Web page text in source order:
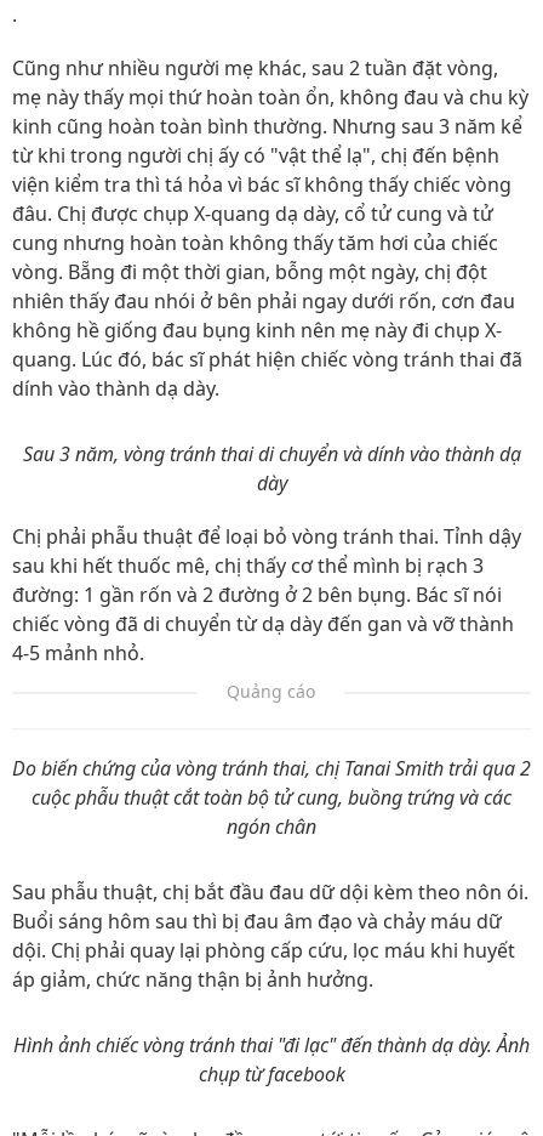
.
Cũng như nhiều người mẹ khác, sau 2 tuần đặt vòng,
mẹ này thấy mọi thứ hoàn toàn ổn, không đau và chu kỳ
kinh cũng hoàn toàn bình thường. Nhưng sau 3 năm kể
từ khi trong người chị ấy có "vật thể lạ", chị đến bệnh
viện kiểm tra thì tá hỏa vì bác sĩ không thấy chiếc vòng
đâu. Chị được chụp X-quang dạ dày, cổ tử cung và tử
cung nhưng hoàn toàn không thấy tăm hơi của chiếc
vòng. Bẵng đi một thời gian, bỗng một ngày, chị đột
nhiên thấy đau nhói ở bên phải ngay dưới rốn, cơn đau
không hề giống đau bụng kinh nên mẹ này đi chụp X-
quang. Lúc đó, bác sĩ phát hiện chiếc vòng tránh thai đã
dính vào thành dạ dày.
Sau 3 năm, vòng tránh thai di chuyển và dính vào thành dạ
dày
Chị phải phẫu thuật để loại bỏ vòng tránh thai. Tỉnh dậy
sau khi hết thuốc mê, chị thấy cơ thể mình bị rạch 3
đường: 1 gần rốn và 2 đường ở 2 bên bụng. Bác sĩ nói
chiếc vòng đã di chuyển từ dạ dày đến gan và vỡ thành
4-5 mảnh nhỏ.
Quảng cáo
Do biến chứng của vòng tránh thai, chị Tanai Smith trải qua 2
cuộc phẫu thuật cắt toàn bộ tử cung, buồng trứng và các
ngón chân
Sau phẫu thuật, chị bắt đầu đau dữ dội kèm theo nôn ói.
Buổi sáng hôm sau thì bị đau âm đạo và chảy máu dữ
dội. Chị phải quay lại phòng cấp cứu, lọc máu khi huyết
áp giảm, chức năng thận bị ảnh hưởng.
Hình ảnh chiếc vòng tránh thai "đi lạc" đến thành dạ dày. Ảnh
chụp từ facebook